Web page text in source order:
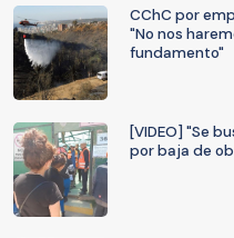
CChC por
"No nos
fundamento"
[VIDEO] "Se
por baja de